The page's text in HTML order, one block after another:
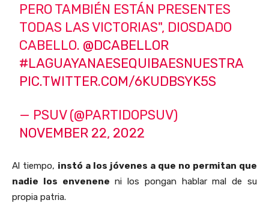
PERO TAMBIÉN ESTÁN PRESENTES
TODAS LAS VICTORIAS", DIOSDADO
CABELLO. @DCABELLOR
#LAGUAYANAESEQUIBAESNUESTRA
PIC.TWITTER.COM/6KUDBSYK5S
— PSUV (@PARTIDOPSUV)
NOVEMBER 22, 2022
Al tiempo, instó a los jóvenes a que no permitan que
nadie los envenene ni los pongan hablar mal de su
propia patria.